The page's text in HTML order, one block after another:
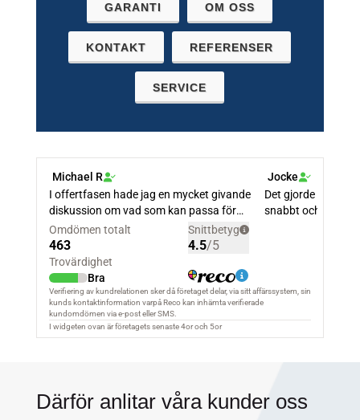
GARANTI OM OSS
KONTAKT REFERENSER
SERVICE
Därför anlitar våra kunder oss